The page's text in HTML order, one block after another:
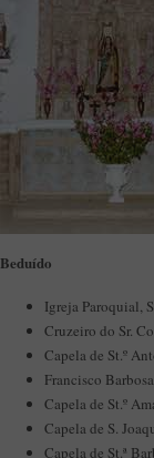
Beduído
Igreja Paroquial,
Cruzeiro do Sr.
Capela de St.º
Francisco Barbosa
Capela de St.º
Capela de S.
Capela de St.ª